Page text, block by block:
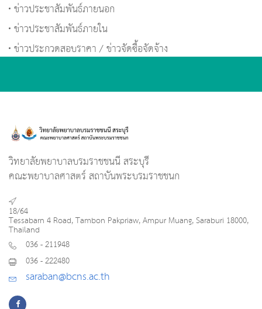
ข่าวประชาสัมพันธ์ภายนอก
ข่าวประชาสัมพันธ์ภายใน
ข่าวประกวดสอบราคา / ข่าวจัดซื้อจัดจ้าง
วิทยาลัยพยาบาลบรมราชชนนี สระบุรี
คณะพยาบาลศาสตร์ สถาบันพระบรมราชชนก
18/64
Tessabarn 4 Road, Tambon Pakpriaw, Ampur Muang, Saraburi 18000,
Thailand
036 - 211948
036 - 222480
saraban@bcns.ac.th